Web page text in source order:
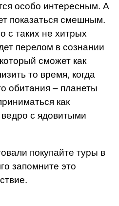
особо интересным. А
показаться смешным.
с таких не хитрых
перелом в сознании
сможет как
то время, когда
обитания – планеты
как
с ядовитыми
покупайте туры в
запомните это